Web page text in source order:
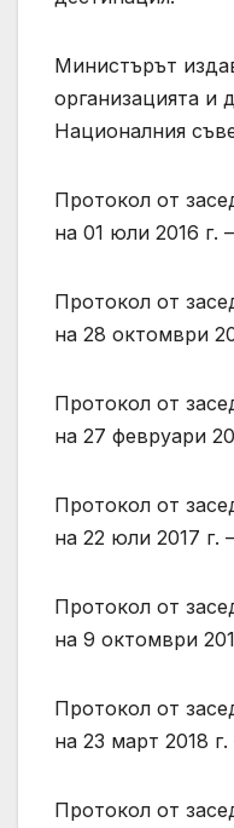
Министърът
организацията и
Националния
Протокол от
на 01 юли 2016 г.
Протокол от
на 28 октомври
Протокол от
на 27 февруари
Протокол от
на 22 юли 2017 г.
Протокол от
на 9 октомври
Протокол от
на 23 март 2018
Протокол от